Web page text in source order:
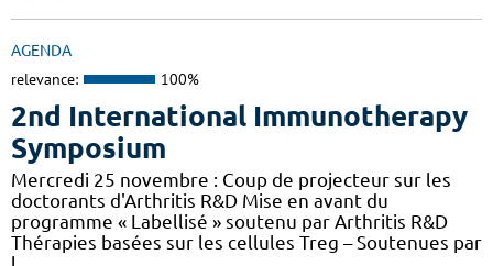
AGENDA
relevance: 100%
2nd International Immunotherapy
Symposium
Mercredi 25 novembre : Coup de projecteur sur les
doctorants d'Arthritis R&D Mise en avant du
programme « Labellisé » soutenu par Arthritis R&D
Thérapies basées sur les cellules Treg – Soutenues par